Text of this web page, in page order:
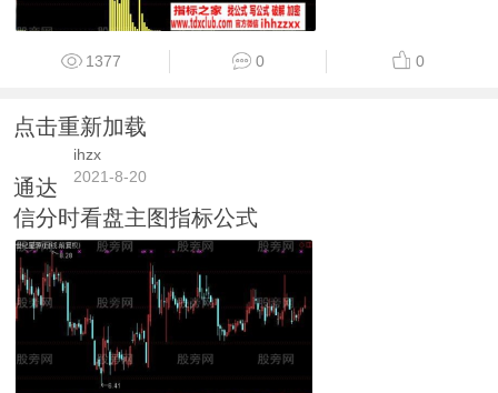
1377 0 0
点击重新加载
ihzx
2021-8-20
通达
信分时看盘主图指标公式